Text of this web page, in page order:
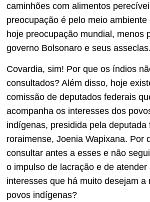
caminhões com alimentos
preocupação é pelo meio ambiente
hoje preocupação mundial, menos
governo Bolsonaro e seus asseclas.
Covardia, sim! Por que os índios
consultados? Além disso, hoje
comissão de deputados federais
acompanha os interesses dos
indígenas, presidida pela deputada
roraimense, Joenia Wapixana. Por
consultar antes a esses e não
o impulso de lacração e de atender
interesses que há muito desejam a
povos indígenas?